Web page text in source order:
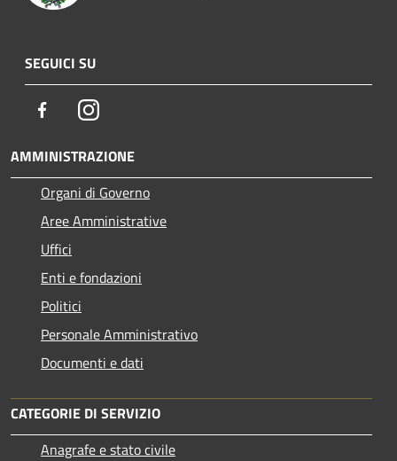
SEGUICI SU
FacebookInstagram
AMMINISTRAZIONE
Organi di Governo
Aree Amministrative
Uffici
Enti e fondazioni
Politici
Personale Amministrativo
Documenti e dati
CATEGORIE DI SERVIZIO
Anagrafe e stato civile